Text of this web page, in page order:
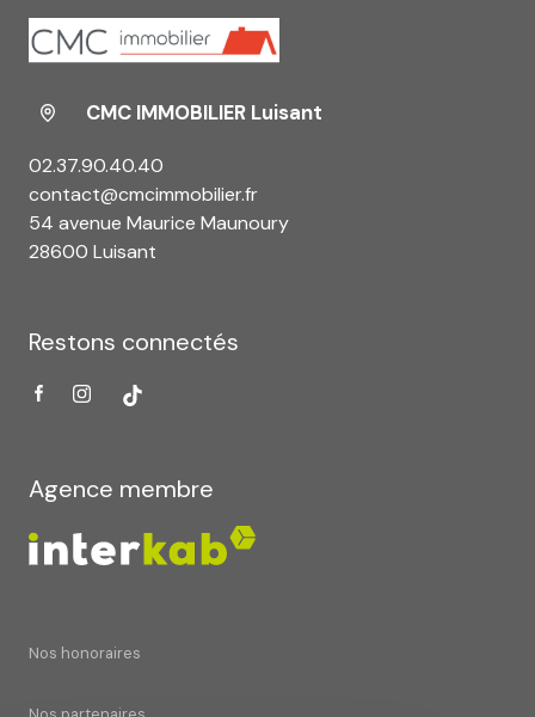
CMC IMMOBILIER Luisant
02.37.90.40.40
contact@cmcimmobilier.fr
54 avenue Maurice Maunoury
28600 Luisant
Restons connectés
Agence membre
Nos honoraires